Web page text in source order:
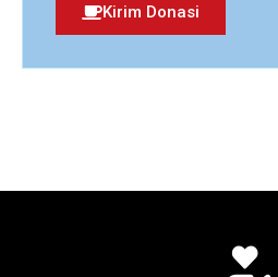
Kirim Donasi